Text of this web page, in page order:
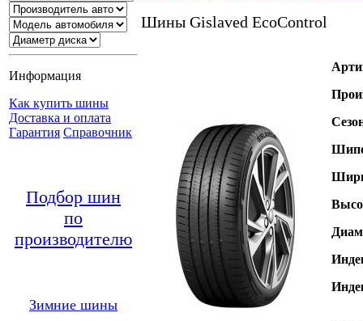
Информация
Как купить шины
Доставка и оплата
Гарантия Справочник
Подбор шин
по
производителю
Зимние шины
Шины Gislaved EcoControl